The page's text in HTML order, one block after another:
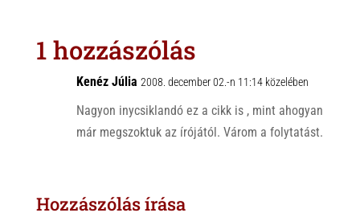
A
o
o
k
1 hozzászólás
Kenéz Júlia 2008. december 02.-n 11:14 közelében
Nagyon inycsiklandó ez a cikk is , mint ahogyan
már megszoktuk az írójától. Várom a folytatást.
Hozzászólás írása